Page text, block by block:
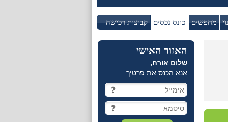
מחפשים כונס נכסים קבוצות רכישה
האזור האישי
שלום אורח,
אנא הכנס את פרטיך: